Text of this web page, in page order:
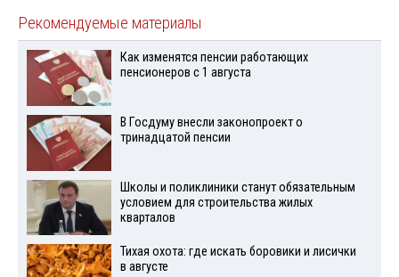
Рекомендуемые материалы
Как изменятся пенсии работающих
пенсионеров с 1 августа
В Госдуму внесли законопроект о
тринадцатой пенсии
Школы и поликлиники станут обязательным
условием для строительства жилых
кварталов
Тихая охота: где искать боровики и лисички
в августе